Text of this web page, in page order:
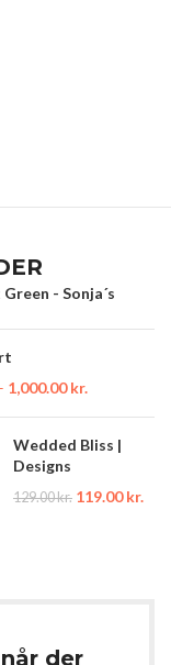
- Sonja´s
1,000.00kr.
Wedded Bliss |
Designs
129.00kr. 119.00kr.
der